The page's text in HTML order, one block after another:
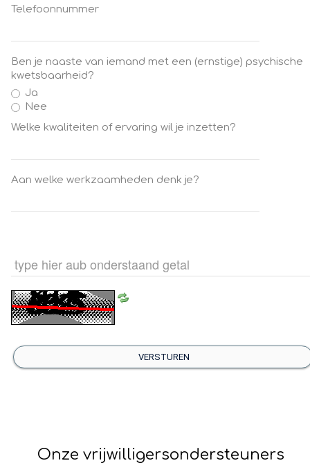
Telefoonnummer
Ben je naaste van iemand met een (ernstige) psychische
kwetsbaarheid?
Ja
Nee
Welke kwaliteiten of ervaring wil je inzetten?
Aan welke werkzaamheden denk je?
VERSTUREN
Onze vrijwilligersondersteuners